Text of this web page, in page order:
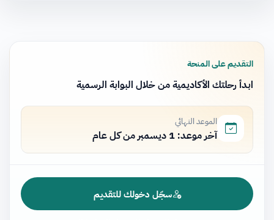
التقديم على المنحة
ابدأ رحلتك الأكاديمية من خلال البوابة الرسمية
الموعد النهائي
آخر موعد: 1 ديسمبر من كل عام
سجّل دخولك للتقديم